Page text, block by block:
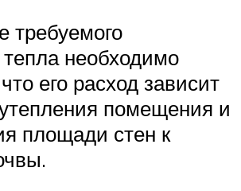
требуемого
тепла необходимо
его расход зависит
помещения и
площади стен к